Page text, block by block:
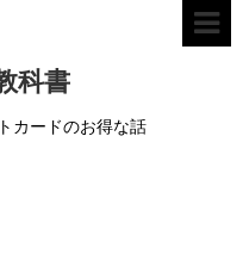
科書
カードのお得な話